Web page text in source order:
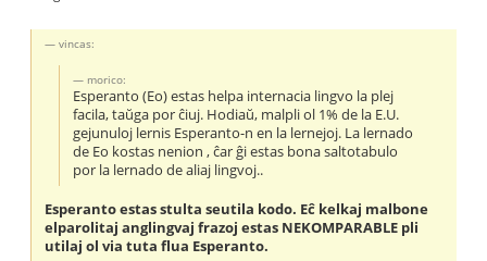
vincas:
morico:
Esperanto (Eo) estas helpa internacia lingvo la plej
facila, taŭga por ĉiuj. Hodiaŭ, malpli ol 1% de la E.U.
gejunuloj lernis Esperanto-n en la lernejoj. La lernado
de Eo kostas nenion , ĉar ĝi estas bona saltotabulo
por la lernado de aliaj lingvoj..
Esperanto estas stulta seutila kodo. Eĉ kelkaj malbone
elparolitaj anglingvaj frazoj estas NEKOMPARABLE pli
utilaj ol via tuta flua Esperanto.